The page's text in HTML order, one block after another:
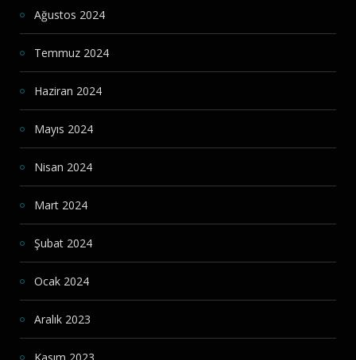
Ağustos 2024
Temmuz 2024
Haziran 2024
Mayıs 2024
Nisan 2024
Mart 2024
Şubat 2024
Ocak 2024
Aralık 2023